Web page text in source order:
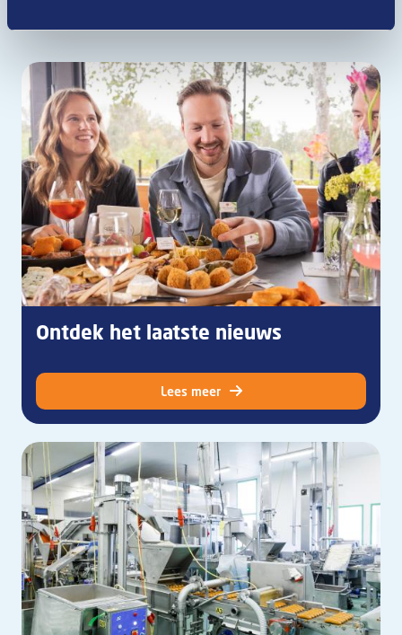
Ontdek het laatste nieuws
Lees meer